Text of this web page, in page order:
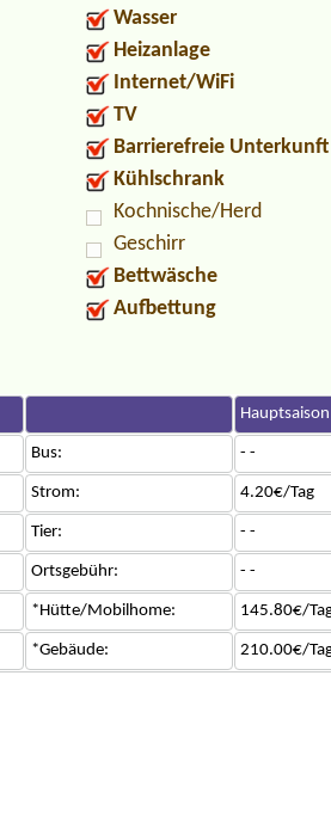
Wasser
Heizanlage
Internet/WiFi
TV
Barrierefreie Unterkunft
Kühlschrank
Kochnische/Herd
Geschirr
Bettwäsche
Aufbettung
Hauptsaison
Bus: - -
Strom: 4.20€/Tag
Tier: - -
Ortsgebühr: - -
*Hütte/Mobilhome: 145.80€/
*Gebäude: 210.00€/